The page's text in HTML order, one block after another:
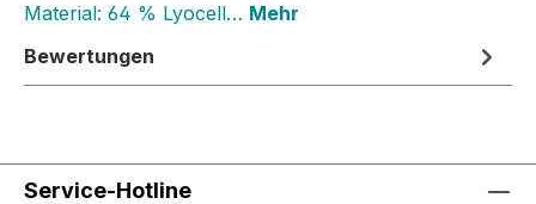
Material: 64 % Lyocell… Mehr
Bewertungen
Service-Hotline